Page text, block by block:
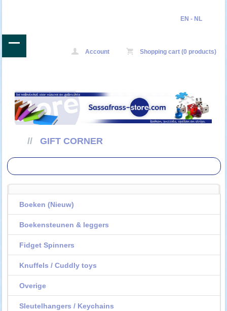
EN - NL
Account Shopping cart (0 products)
// GIFT CORNER
Boeken (Nieuw)
Boekensteunen & leggers
Fidget Spinners
Knuffels / Cuddly toys
Overige
Sleutelhangers / Keychains